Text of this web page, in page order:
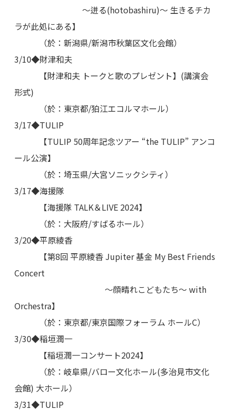
〜迸る(hotobashiru)〜 生きるチカ
ラが此処にある】
（於：新潟県/新潟市秋葉区文化会館）
3/10◆財津和夫
【財津和夫 トークと歌のプレゼント】(講演会
形式)
（於：東京都/狛江エコルマホール）
3/17◆TULIP
【TULIP 50周年記念ツアー “the TULIP” アンコ
ール公演】
（於：埼玉県/大宮ソニックシティ）
3/17◆海援隊
【海援隊 TALK＆LIVE 2024】
（於：大阪府/すばるホール）
3/20◆平原綾香
【第8回 平原綾香 Jupiter 基金 My Best Friends
Concert
～顔晴れこどもたち〜 with
Orchestra】
（於：東京都/東京国際フォーラム ホールC）
3/30◆稲垣潤一
【稲垣潤一コンサート2024】
（於：岐阜県/バロー文化ホール(多治見市文化
会館) 大ホール）
3/31◆TULIP